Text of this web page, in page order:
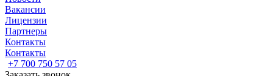
Вакансии
Лицензии
Партнеры
Контакты
Контакты
+7 700 750 57 05